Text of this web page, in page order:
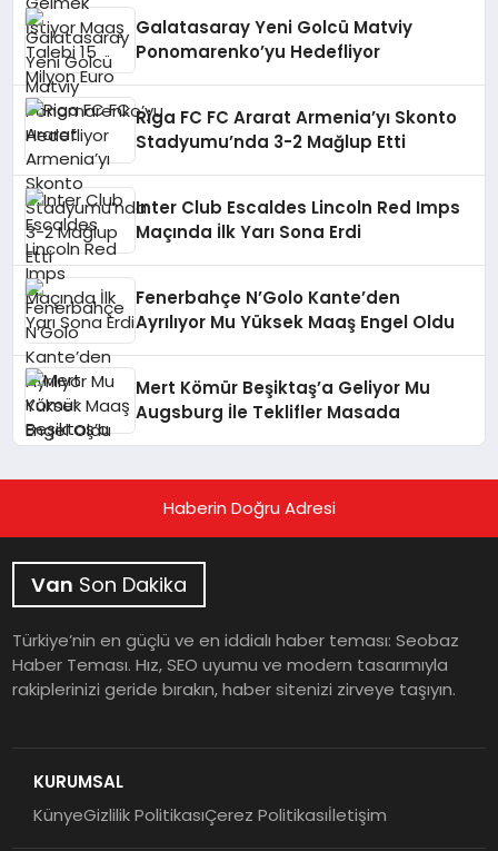
Galatasaray Yeni Golcü Matviy
Ponomarenko’yu Hedefliyor
Riga FC FC Ararat Armenia’yı Skonto
Stadyumu’nda 3-2 Mağlup Etti
Inter Club Escaldes Lincoln Red Imps
Maçında İlk Yarı Sona Erdi
Fenerbahçe N’Golo Kante’den
Ayrılıyor Mu Yüksek Maaş Engel Oldu
Mert Kömür Beşiktaş’a Geliyor Mu
Augsburg İle Teklifler Masada
Haberin Doğru Adresi
Van Son Dakika
Türkiye’nin en güçlü ve en iddialı haber teması: Seobaz
Haber Teması. Hız, SEO uyumu ve modern tasarımıyla
rakiplerinizi geride bırakın, haber sitenizi zirveye taşıyın.
KURUMSAL
KünyeGizlilik PolitikasıÇerez Politikasıİletişim